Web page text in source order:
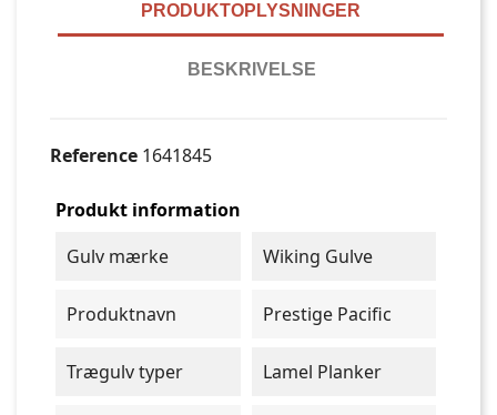
PRODUKTOPLYSNINGER
BESKRIVELSE
Reference 1641845
Produkt information
Gulv mærke
Wiking Gulve
Produktnavn Prestige Pacific
Trægulv typer Lamel Planker